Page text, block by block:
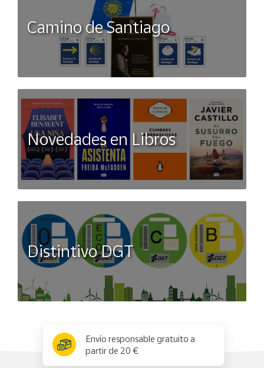
Camino de Santiago
Novedades en Libros
Distintivo DGT
Envío responsable gratuito a
partir de 20 €